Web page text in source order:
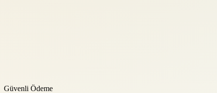
Güvenli Ödeme